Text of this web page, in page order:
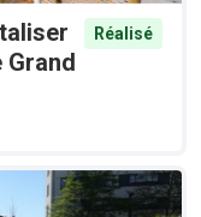
Réalisé